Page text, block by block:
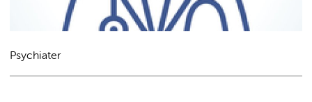
Psychiater